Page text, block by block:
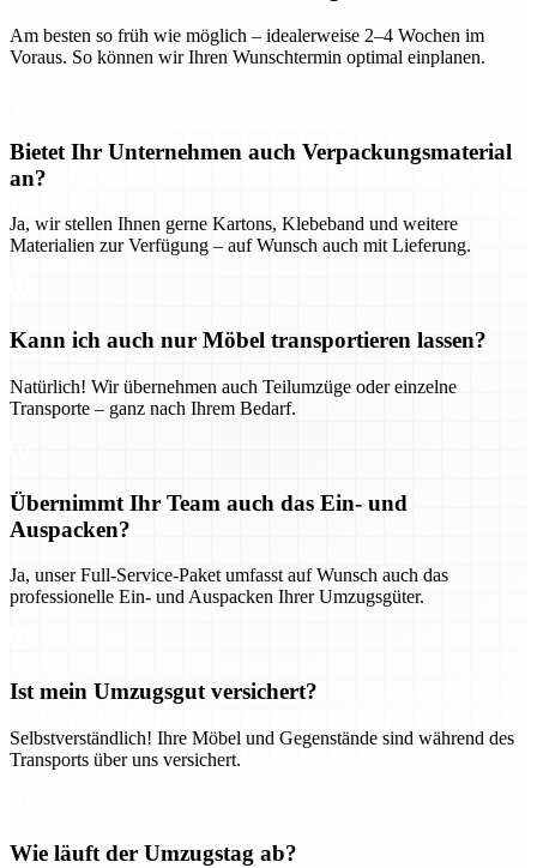
Am besten so früh wie möglich – idealerweise 2–4 Wochen im
Voraus. So können wir Ihren Wunschtermin optimal einplanen.
Bietet Ihr Unternehmen auch Verpackungsmaterial
an?
Ja, wir stellen Ihnen gerne Kartons, Klebeband und weitere
Materialien zur Verfügung – auf Wunsch auch mit Lieferung.
Kann ich auch nur Möbel transportieren lassen?
Natürlich! Wir übernehmen auch Teilumzüge oder einzelne
Transporte – ganz nach Ihrem Bedarf.
Übernimmt Ihr Team auch das Ein- und
Auspacken?
Ja, unser Full-Service-Paket umfasst auf Wunsch auch das
professionelle Ein- und Auspacken Ihrer Umzugsgüter.
Ist mein Umzugsgut versichert?
Selbstverständlich! Ihre Möbel und Gegenstände sind während des
Transports über uns versichert.
Wie läuft der Umzugstag ab?